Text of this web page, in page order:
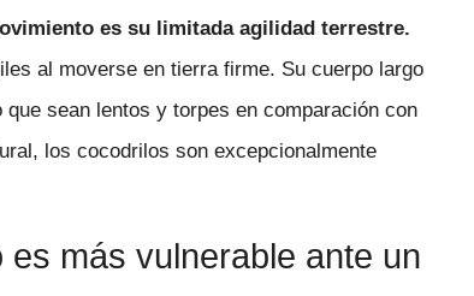
es su limitada agilidad terrestre.
al moverse en tierra firme. Su cuerpo largo
sean lentos y torpes en comparación con
los cocodrilos son excepcionalmente
más vulnerable ante un